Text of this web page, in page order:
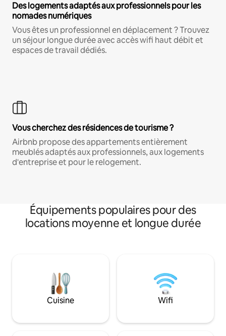
Des logements adaptés aux professionnels pour les
nomades numériques
Vous êtes un professionnel en déplacement ? Trouvez
un séjour longue durée avec accès wifi haut débit et
espaces de travail dédiés.
Vous cherchez des résidences de tourisme ?
Airbnb propose des appartements entièrement
meublés adaptés aux professionnels, aux logements
d'entreprise et pour le relogement.
Équipements populaires pour des
locations moyenne et longue durée
Cuisine Wifi